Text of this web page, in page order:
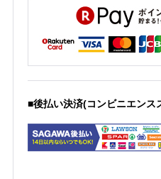
■後払い決済(コンビニエンス